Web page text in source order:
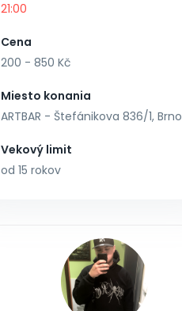
21:00
Cena
200 - 850 Kč
Miesto konania
ARTBAR - Štefánikova 836/1, Brno
Vekový limit
od 15 rokov